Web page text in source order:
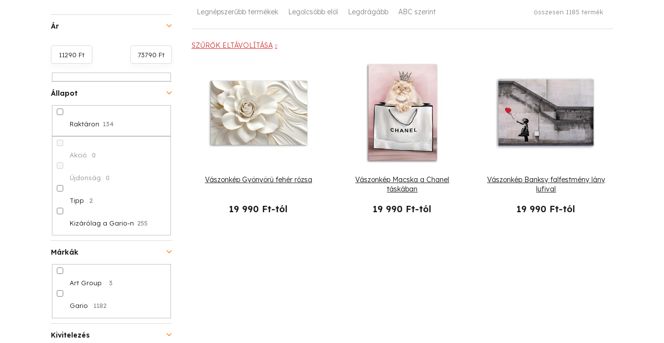
l
d
a
l
s
ó
p
a
e
Ár
11290 Ft 73790 Ft
Állapot
Raktáron 134
Akció 0
Újdonság 0
Tipp 2
Kizárólag a Gario-n 255
Márkák
Art Group 3
Gario 1182
Kivitelezés
T
r
Legnépszerűbb termékek Legolcsóbb elöl Legdrágább ABC szerint összesen 1185 termék
SZŰRŐK ELTÁVOLÍTÁSA
Vászonkép Gyönyörû fehér rózsa
19 990 Ft-tól
Vászonkép Macska a Chanel
táskában
19 990 Ft-tól
Vászonkép Banksy falfestmény lány
lufival
19 990 Ft-tól